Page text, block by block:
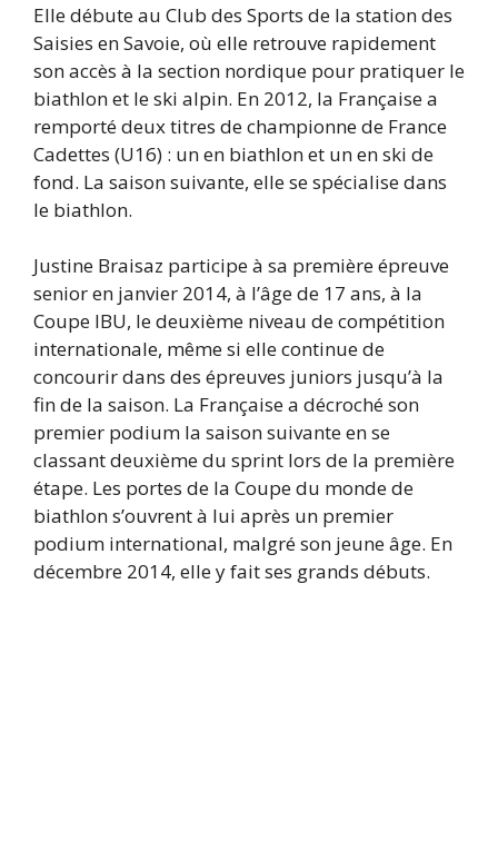
Elle débute au Club des Sports de la station des
Saisies en Savoie, où elle retrouve rapidement
son accès à la section nordique pour pratiquer le
biathlon et le ski alpin. En 2012, la Française a
remporté deux titres de championne de France
Cadettes (U16) : un en biathlon et un en ski de
fond. La saison suivante, elle se spécialise dans
le biathlon.
Justine Braisaz participe à sa première épreuve
senior en janvier 2014, à l’âge de 17 ans, à la
Coupe IBU, le deuxième niveau de compétition
internationale, même si elle continue de
concourir dans des épreuves juniors jusqu’à la
fin de la saison. La Française a décroché son
premier podium la saison suivante en se
classant deuxième du sprint lors de la première
étape. Les portes de la Coupe du monde de
biathlon s’ouvrent à lui après un premier
podium international, malgré son jeune âge. En
décembre 2014, elle y fait ses grands débuts.